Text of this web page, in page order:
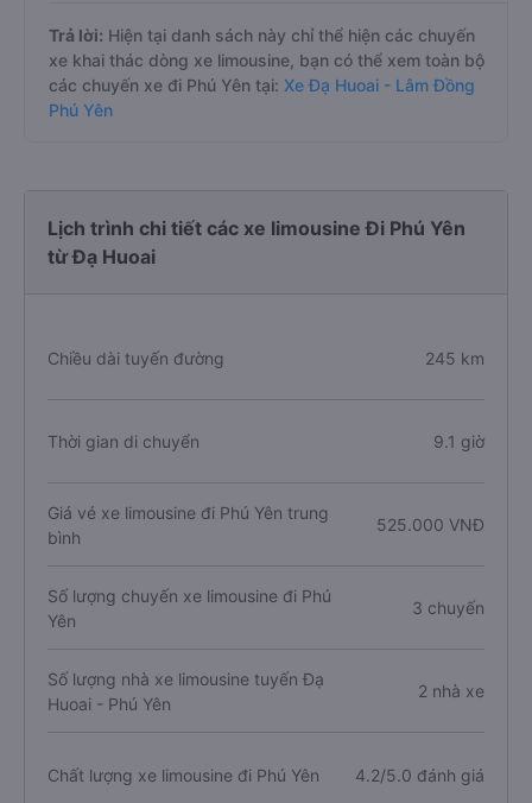
Trả lời: Hiện tại danh sách này chỉ thể hiện các chuyến
xe khai thác dòng xe limousine, bạn có thể xem toàn bộ
các chuyến xe đi Phú Yên tại: Xe Đạ Huoai - Lâm Đồng
Phú Yên
Lịch trình chi tiết các xe limousine Đi Phú Yên
từ Đạ Huoai
Chiều dài tuyến đường 245 km
Thời gian di chuyển 9.1 giờ
Giá vé xe limousine đi Phú Yên trung
bình
525.000 VNĐ
Số lượng chuyến xe limousine đi Phú
Yên
3 chuyến
Số lượng nhà xe limousine tuyến Đạ
Huoai - Phú Yên
2 nhà xe
Chất lượng xe limousine đi Phú Yên 4.2/5.0 đánh giá